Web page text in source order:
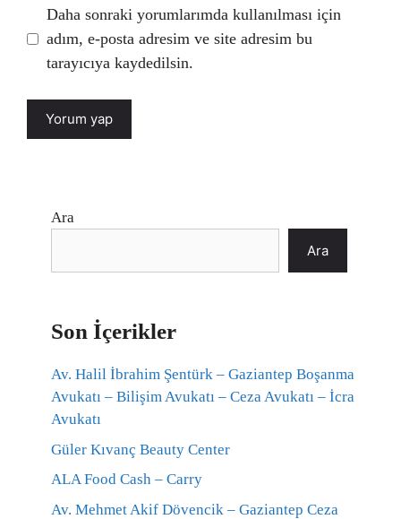
Daha sonraki yorumlarımda kullanılması için
adım, e-posta adresim ve site adresim bu
tarayıcıya kaydedilsin.
Ara
Ara
Son İçerikler
Av. Halil İbrahim Şentürk – Gaziantep Boşanma
Avukatı – Bilişim Avukatı – Ceza Avukatı – İcra
Avukatı
Güler Kıvanç Beauty Center
ALA Food Cash – Carry
Av. Mehmet Akif Dövencik – Gaziantep Ceza